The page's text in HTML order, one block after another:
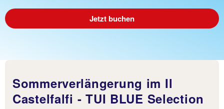
Jetzt buchen
Sommerverlängerung im Il
Castelfalfi - TUI BLUE Selection